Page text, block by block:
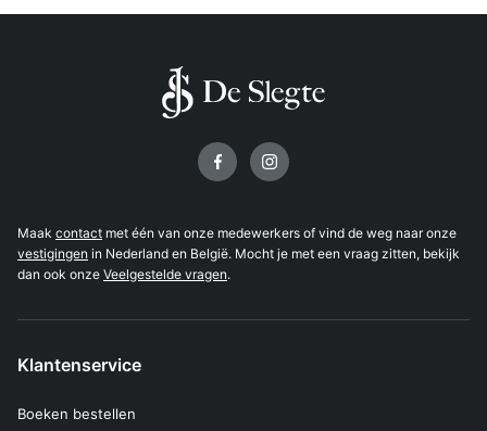
Maak contact met één van onze medewerkers of vind de weg naar onze
vestigingen in Nederland en België. Mocht je met een vraag zitten, bekijk
dan ook onze Veelgestelde vragen.
Klantenservice
Boeken bestellen